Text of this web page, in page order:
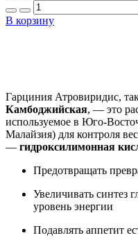
В корзину
Гарциния Атровиридис,
Камбоджийская, — это
используемое в Юго-
Малайзия) для контроля
— гидроксилимонная
Предотвращать
Увеличивать синтез
уровень энергии
Подавлять аппетит